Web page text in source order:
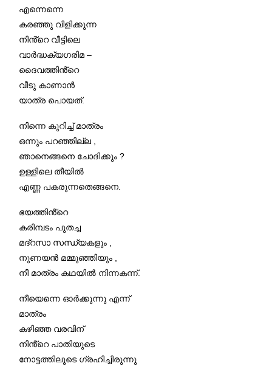
എന്നെന്നെ
കരഞ്ഞു വിളിക്കുന്ന
നിൻ്റെ വീട്ടിലെ
വാർദ്ധക്യഗരിമ –
ദൈവത്തിൻ്റെ
വീടു കാണാൻ
യാത്ര പൊയത്.
നിന്നെ കുറിച്ച് മാത്രം
ഒന്നും പറഞ്ഞില്ല ,
ഞാനെങ്ങനെ ചോദിക്കും ?
ഉള്ളിലെ തീയിൽ
എണ്ണ പകരുന്നതെങ്ങനെ.
ഭയത്തിൻ്റെ
കരിമ്പടം പുതച്ച
മദ്റസാ സന്ധ്യകളും ,
നുണയൻ മമ്മുഞ്ഞിയും ,
നീ മാത്രം കഥയിൽ നിന്നകന്ന്.
നീയെന്നെ ഓർക്കുന്നു എന്ന്
മാത്രം
കഴിഞ്ഞ വരവിന്
നിൻ്റെ പാതിയുടെ
നോട്ടത്തിലൂടെ ഗ്രഹിച്ചിരുന്നു